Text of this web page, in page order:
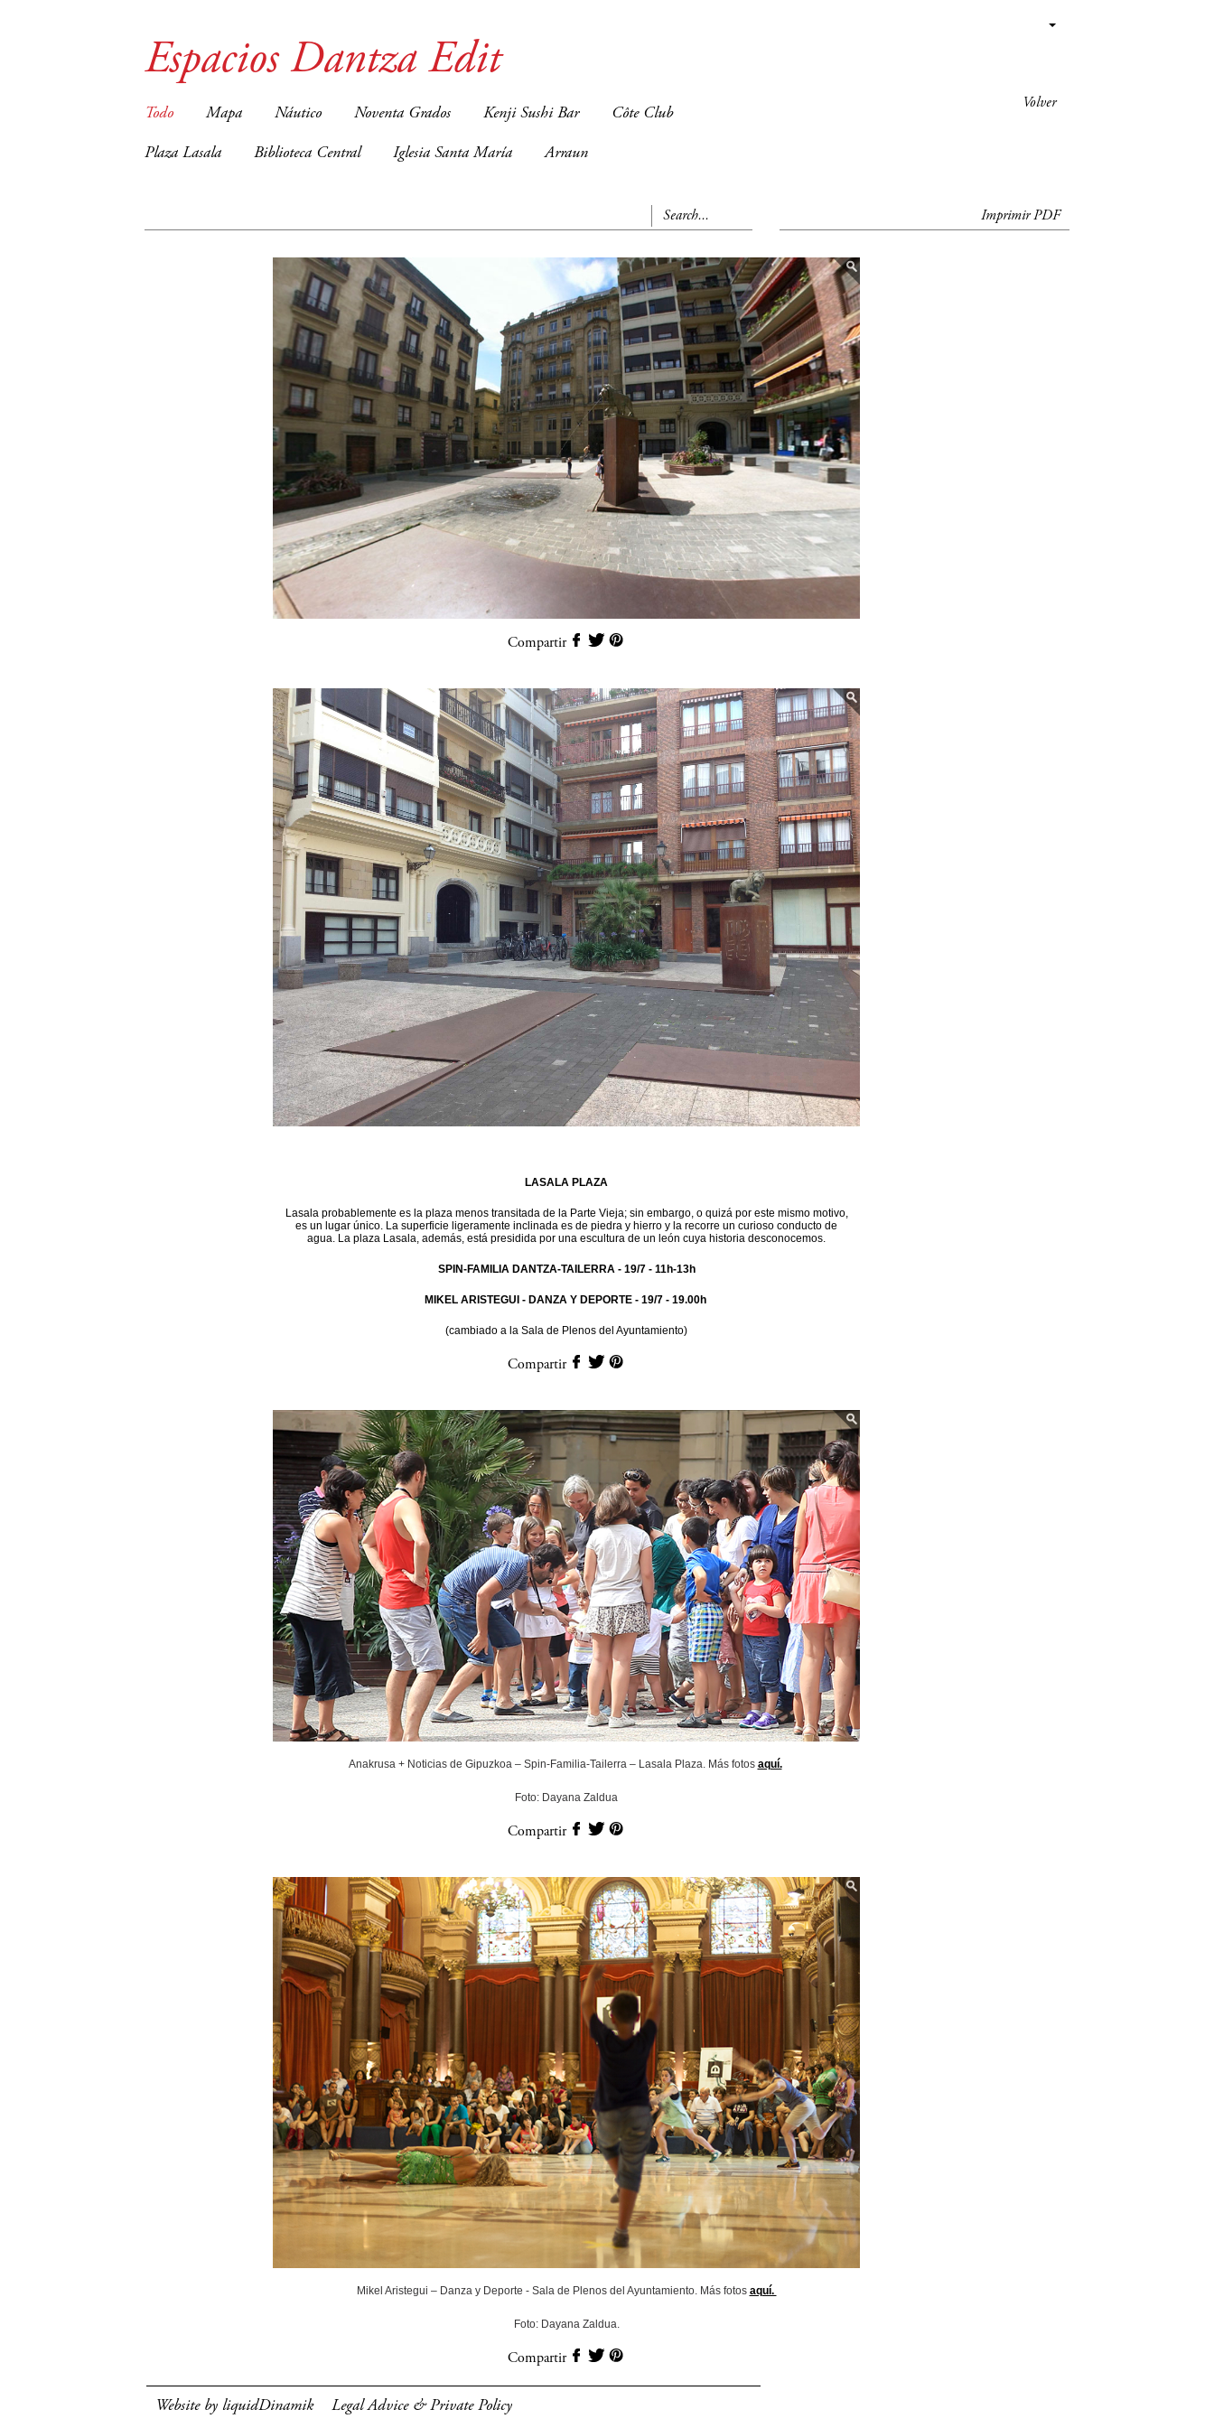
Volver
Espacios Dantza Edit
Todo Mapa Náutico Noventa Grados Kenji Sushi Bar Côte Club
Plaza Lasala Biblioteca Central Iglesia Santa María Arraun
Imprimir PDF
Compartir
LASALA PLAZA
Lasala probablemente es la plaza menos transitada de la Parte Vieja; sin embargo, o quizá por este mismo motivo,
es un lugar único. La superficie ligeramente inclinada es de piedra y hierro y la recorre un curioso conducto de
agua. La plaza Lasala, además, está presidida por una escultura de un león cuya historia desconocemos.
SPIN-FAMILIA DANTZA-TAILERRA- 19/7 - 11h-13h
MIKEL ARISTEGUI - DANZA Y DEPORTE- 19/7 - 19.00h
(cambiado a la Sala de Plenos del Ayuntamiento)
Compartir
Anakrusa + Noticias de Gipuzkoa – Spin-Familia-Tailerra – Lasala Plaza. Más fotos aquí.
Foto: Dayana Zaldua
Compartir
Mikel Aristegui – Danza y Deporte - Sala de Plenos del Ayuntamiento. Más fotos aquí.
Foto: Dayana Zaldua.
Compartir
Website by liquidDinamik Legal Advice & Private Policy